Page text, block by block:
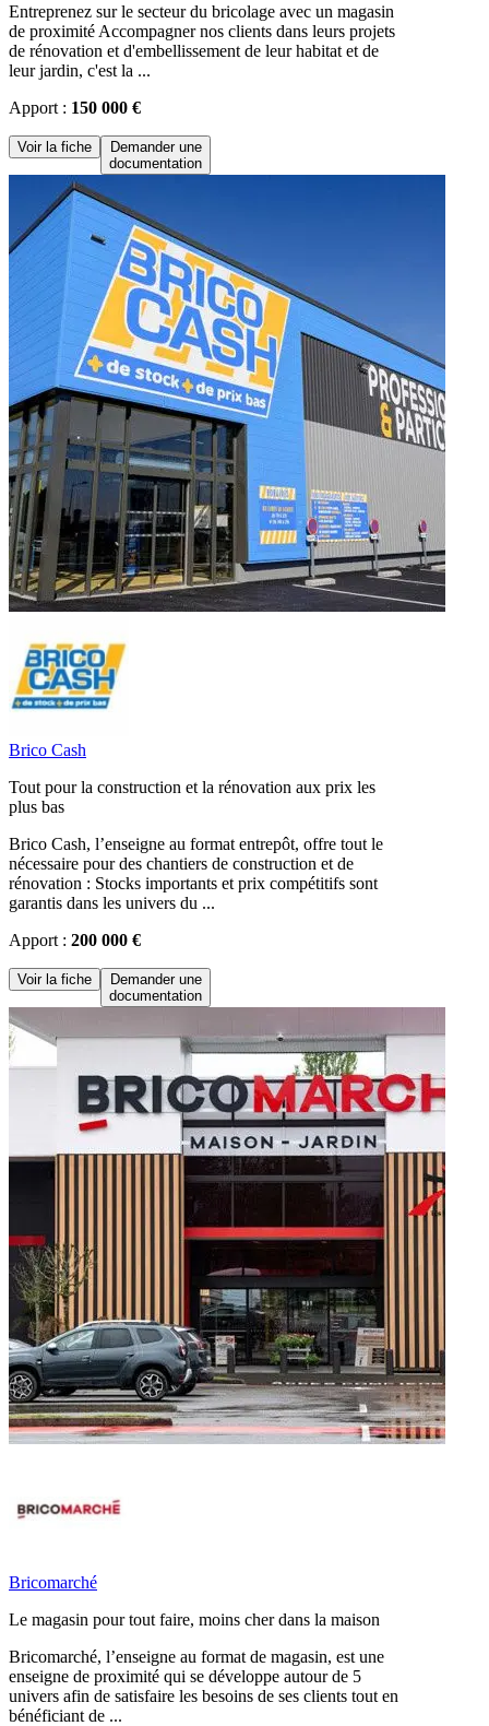
Entreprenez sur le secteur du bricolage avec un magasin
de proximité Accompagner nos clients dans leurs projets
de rénovation et d'embellissement de leur habitat et de
leur jardin, c'est la ...
Apport : 150 000 €
Voir la fiche
Demander une
documentation
Brico Cash
Tout pour la construction et la rénovation aux prix les
plus bas
Brico Cash, l’enseigne au format entrepôt, offre tout le
nécessaire pour des chantiers de construction et de
rénovation : Stocks importants et prix compétitifs sont
garantis dans les univers du ...
Apport : 200 000 €
Voir la fiche
Demander une
documentation
Bricomarché
Le magasin pour tout faire, moins cher dans la maison
Bricomarché, l’enseigne au format de magasin, est une
enseigne de proximité qui se développe autour de 5
univers afin de satisfaire les besoins de ses clients tout en
bénéficiant de ...